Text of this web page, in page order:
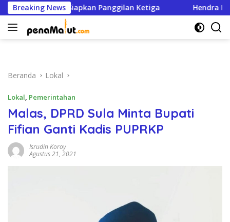
Langsung
ke
konten
Breaking News
Halsel Siapkan Panggilan Ketiga Hendra Kasim:
Beranda Lokal
Lokal, Pemerintahan
Malas, DPRD Sula Minta Bupati
Fifian Ganti Kadis PUPRKP
Isrudin Koroy
Agustus 21, 2021